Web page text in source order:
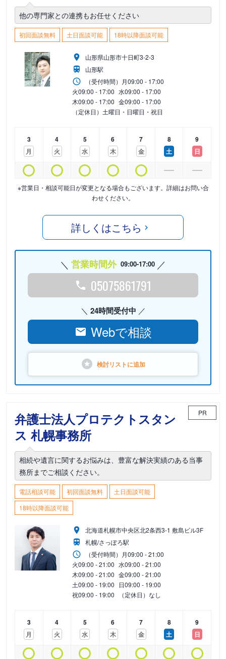
他の専門家との連携もお任せください
初回面談無料 土日面談可能 18時以降面談可能
山形県山形市十日町3-2-3
山形駅
（受付時間） 月09:00 - 17:00
火09:00 - 17:00 水09:00 - 17:00
木09:00 - 17:00 金09:00 - 17:00
（定休日）土曜日・日曜日・祝日
3
月
4
火
5
水
6
木
7
金
8
土
9
日
※営業日・相談可能日が変更となる場合もございます。詳細はお問い合
わせください。
詳しくはこちら
営業時間外 09:00-17:00
05075861791
24時間受付中
Webで相談
検討リストに追加
弁護士法人プロテクトスタン
ス 札幌事務所
PR
相続や遺言に関するお悩みは、豊富な解決実績のある当事
務所までご相談ください。
電話相談可能 初回面談無料
土日面談可能
18時以降面談可能
北海道札幌市中央区北2条西3-1 敷島ビル3F
札幌/さっぽろ駅
（受付時間） 月09:00 - 21:00
火09:00 - 21:00 水09:00 - 21:00
木09:00 - 21:00 金09:00 - 21:00
土09:00 - 19:00 日09:00 - 19:00
祝09:00 - 19:00 （定休日）なし
3
月
4
火
5
水
6
木
7
金
8
土
9
日